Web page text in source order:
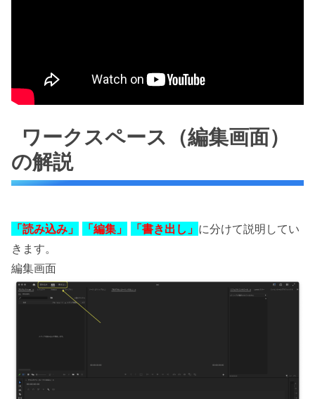
ワークスペース（編集画面）
の解説
「読み込み」 「編集」 「書き出し」 に分けて説明してい
きます。
編集画面